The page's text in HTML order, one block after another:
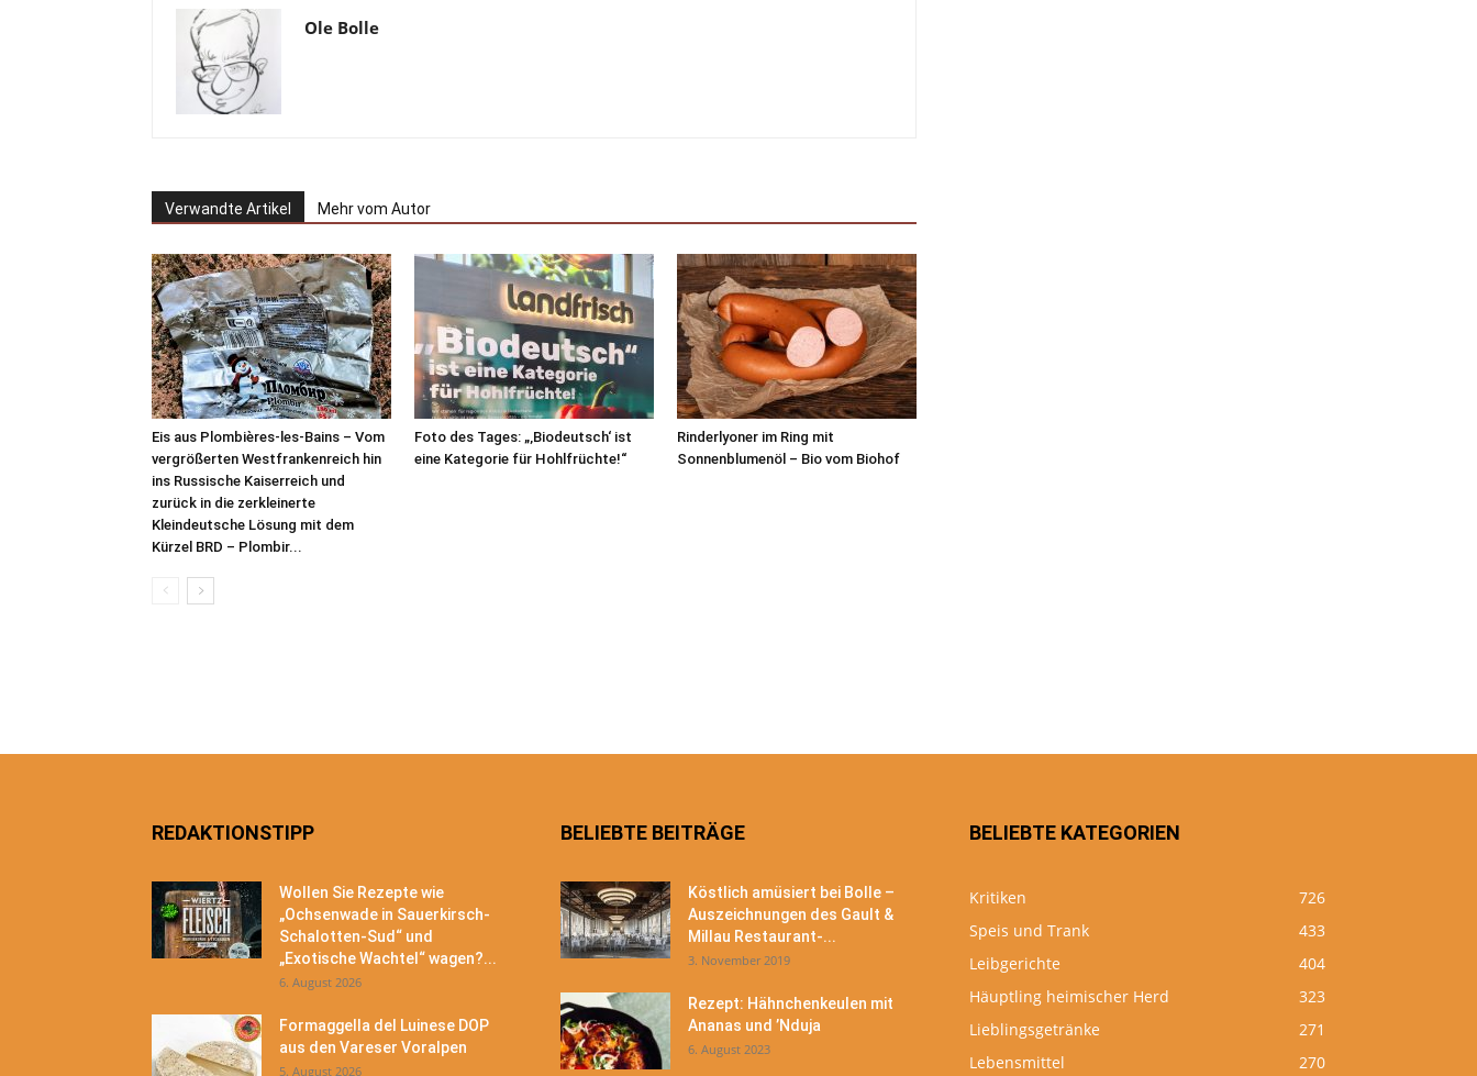
Ole Bolle
Verwandte Artikel Mehr vom Autor
Eis aus Plombières-les-Bains – Vom
vergrößerten Westfrankenreich hin
ins Russische Kaiserreich und
zurück in die zerkleinerte
Kleindeutsche Lösung mit dem
Kürzel BRD – Plombir...
Foto des Tages: „‚Biodeutsch‘ ist
eine Kategorie für Hohlfrüchte!“
Rinderlyoner im Ring mit
Sonnenblumenöl – Bio vom Biohof
REDAKTIONSTIPP
Wollen Sie Rezepte wie
„Ochsenwade in Sauerkirsch-
Schalotten-Sud“ und
„Exotische Wachtel“ wagen?...
6. August 2026
Formaggella del Luinese DOP
aus den Vareser Voralpen
5. August 2026
BELIEBTE BEITRÄGE
Köstlich amüsiert bei Bolle –
Auszeichnungen des Gault &
Millau Restaurant-...
3. November 2019
Rezept: Hähnchenkeulen mit
Ananas und ’Nduja
6. August 2023
BELIEBTE KATEGORIEN
Kritiken
726
Speis und Trank
433
Leibgerichte
404
Häuptling heimischer Herd
323
Lieblingsgetränke
271
Lebensmittel
270